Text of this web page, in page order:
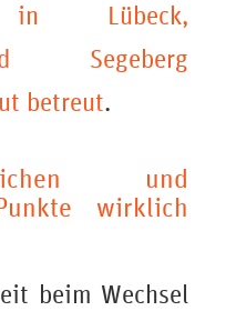
in Lübeck,
Segeberg
betreut.
und
wirklich
beim Wechsel